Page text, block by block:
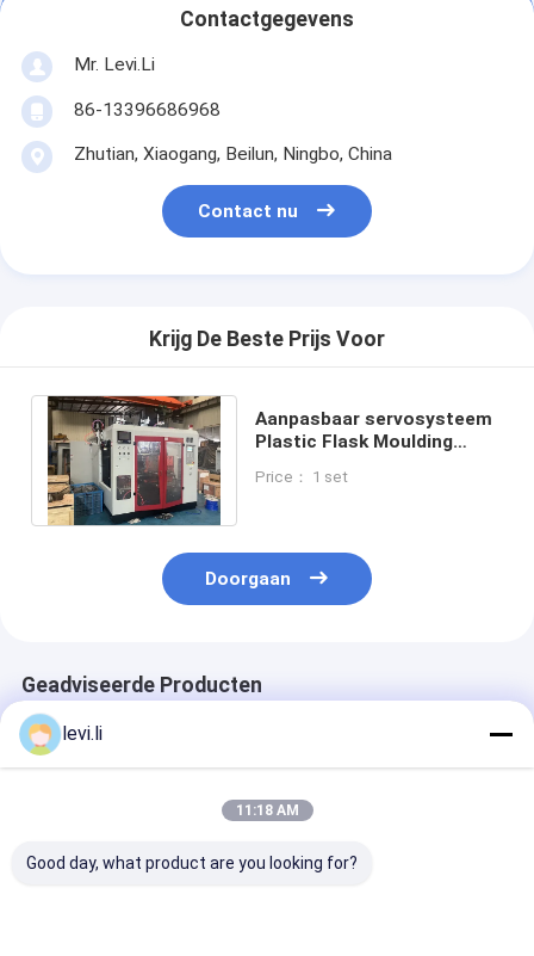
Contactgegevens
Mr. Levi.Li
86-13396686968
Zhutian, Xiaogang, Beilun, Ningbo, China
Contact nu
Krijg De Beste Prijs Voor
Aanpasbaar servosysteem
Plastic Flask Moulding
Mould Cavity
Price： 1 set
Doorgaan
Geadviseerde Producten
levi.li
11:18 AM
Good day, what product are you looking for?